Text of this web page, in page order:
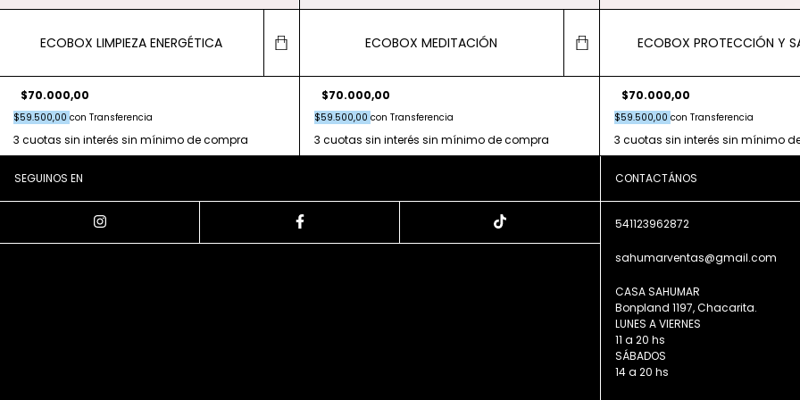
ECOBOX LIMPIEZA ENERGÉTICA
$70.000,00
$59.500,00 con Transferencia
ECOBOX MEDITACIÓN
$70.000,00
$59.500,00 con Transferencia
ECOBOX PROTECCIÓN Y
$70.000,00
$59.500,00 con Transferencia
SEGUINOS EN CONTACTÁNOS
541123962872
sahumarventas@gmail.com
CASA SAHUMAR
Bonpland 1197, Chacarita.
LUNES A VIERNES
11 a 20 hs
SÁBADOS
14 a 20 hs